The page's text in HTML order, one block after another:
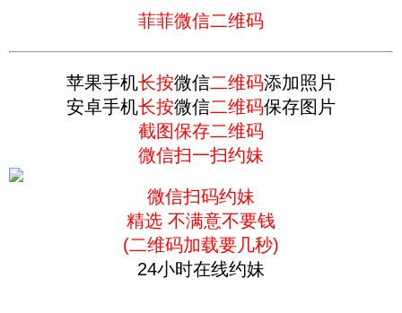
菲菲微信二维码
苹果手机长按微信二维码添加照片
安卓手机长按微信二维码保存图片
截图保存二维码
微信扫一扫约妹
微信扫码约妹
精选 不满意不要钱
(二维码加载要几秒)
24小时在线约妹